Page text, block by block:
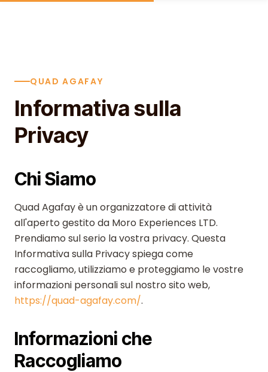
Skip to content
QUAD AGAFAY
Informativa sulla
Privacy
Chi Siamo
Quad Agafay è un organizzatore di attività
all'aperto gestito da Moro Experiences LTD.
Prendiamo sul serio la vostra privacy. Questa
Informativa sulla Privacy spiega come
raccogliamo, utilizziamo e proteggiamo le vostre
informazioni personali sul nostro sito web,
https://quad-agafay.com/.
Informazioni che
Raccogliamo